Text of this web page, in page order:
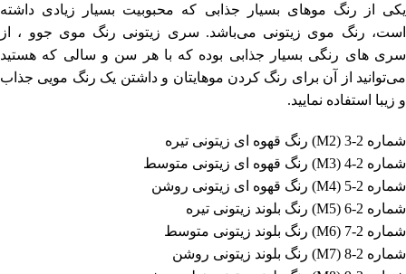
یکی از رنگ موهای بسیار جذابی که محبوبیت بسیار زیادی داشته
است، رنگ موی زیتونی می‌باشد. سری زیتونی رنگ موی جوو ، از
سری های رنگی بسیار جذابی بوده که با هر سن و سالی که هستید
می‌توانید از آن برای رنگ کردن موهایتان و داشتن یک رنگ مویی جذاب
و زیبا استفاده نمایید.
شماره 2-3 (M2) رنگ قهوه ای زیتونی تیره
شماره 2-4 (M3) رنگ قهوه ای زیتونی متوسط
شماره 2-5 (M4) رنگ قهوه ای زیتونی روشن
شماره 2-6 (M5) رنگ بلوند زیتونی تیره
شماره 2-7 (M6) رنگ بلوند زیتونی متوسط
شماره 2-8 (M7) رنگ بلوند زیتونی روشن